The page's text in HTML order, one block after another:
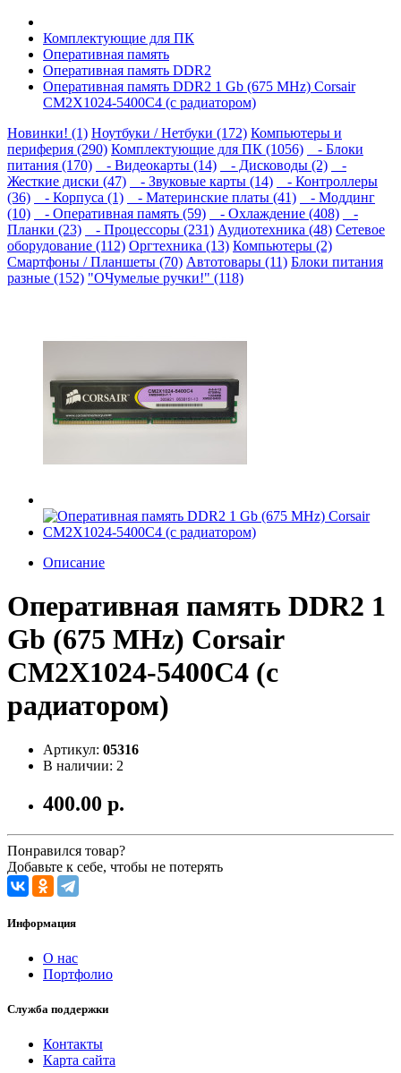
Комплектующие для ПК
Оперативная память
Оперативная память DDR2
Оперативная память DDR2 1 Gb (675 MHz) Corsair
CM2X1024-5400C4 (с радиатором)
Новинки! (1) Ноутбуки / Нетбуки (172) Компьютеры и
периферия (290) Комплектующие для ПК (1056)
- Блоки
питания (170)
- Видеокарты (14) - Дисководы (2)
-
Жесткие диски (47)
- Звуковые карты (14)
- Контроллеры
(36)
- Корпуса (1) - Материнские платы (41)
- Моддинг
(10)
- Оперативная память (59) - Охлаждение (408)
-
Планки (23)
- Процессоры (231) Аудиотехника (48) Сетевое
оборудование (112) Оргтехника (13) Компьютеры (2)
Смартфоны / Планшеты (70) Автотовары (11) Блоки питания
разные (152) "ОЧумелые ручки!" (118)
Описание
Оперативная память DDR2 1
Gb (675 MHz) Corsair
CM2X1024-5400C4 (с
радиатором)
Артикул: 05316
В наличии: 2
400.00 р.
Понравился товар?
Добавьте к себе, чтобы не потерять
Информация
О нас
Портфолио
Служба поддержки
Контакты
Карта сайта